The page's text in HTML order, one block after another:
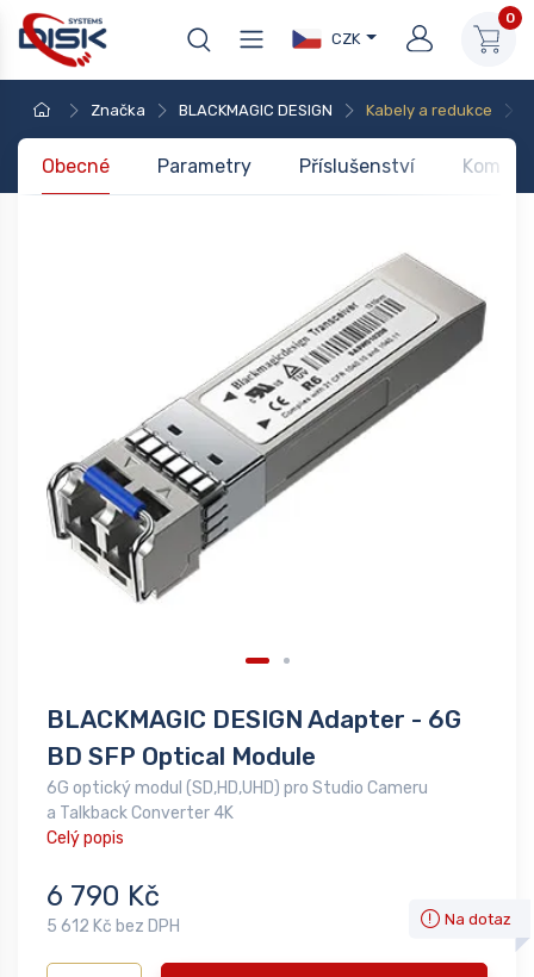
CZK
0
Značka BLACKMAGIC DESIGN Kabely a redukce
Obecné Parametry Příslušenství
BLACKMAGIC DESIGN Adapter - 6G
BD SFP Optical Module
6G optický modul (SD,HD,UHD) pro Studio Cameru
a Talkback Converter 4K
Celý popis
6 790 Kč
5 612 Kč bez DPH Na dotaz